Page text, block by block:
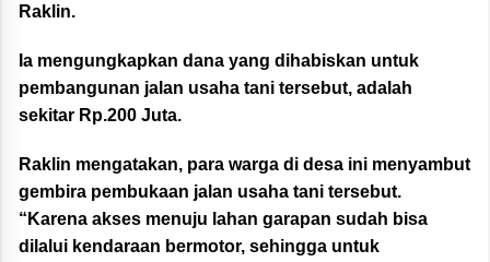
Raklin.
Ia mengungkapkan dana yang dihabiskan untuk
pembangunan jalan usaha tani tersebut, adalah
sekitar Rp.200 Juta.
Raklin mengatakan, para warga di desa ini menyambut
gembira pembukaan jalan usaha tani tersebut.
“Karena akses menuju lahan garapan sudah bisa
dilalui kendaraan bermotor, sehingga untuk